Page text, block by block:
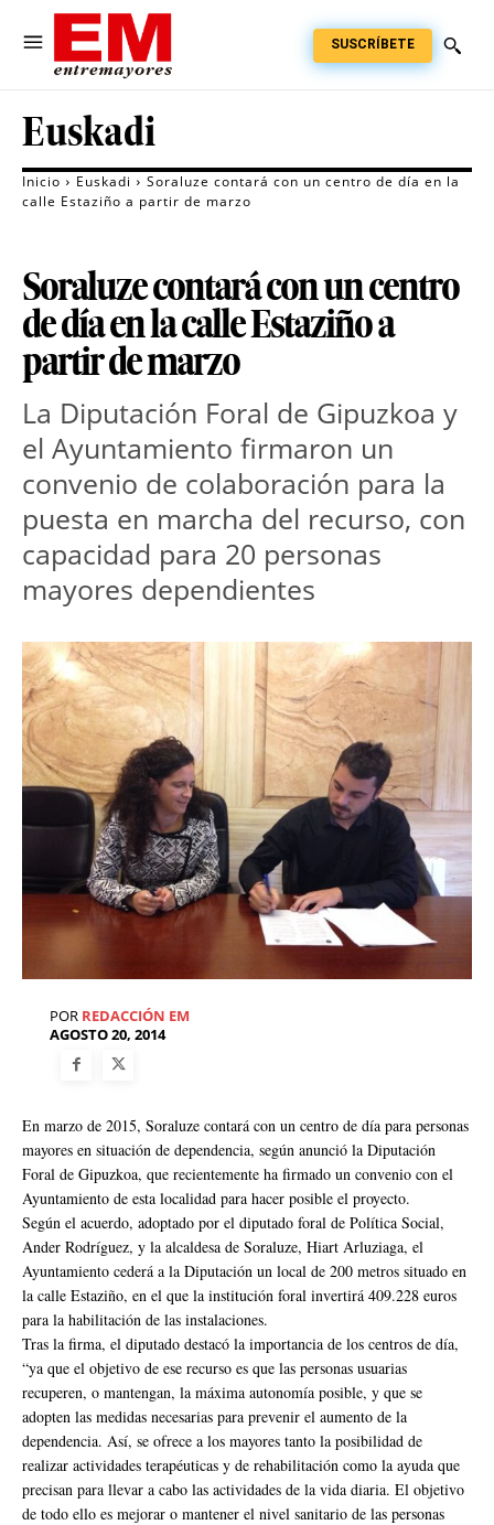
SUSCRÍBETE
Euskadi
Inicio Euskadi
Soraluze contará con un centro de día en la
calle Estaziño a partir de marzo
Soraluze contará con un centro
de día en la calle Estaziño a
partir de marzo
La Diputación Foral de Gipuzkoa y
el Ayuntamiento firmaron un
convenio de colaboración para la
puesta en marcha del recurso, con
capacidad para 20 personas
mayores dependientes
POR REDACCIÓN EM
AGOSTO 20, 2014
En marzo de 2015, Soraluze contará con un centro de día para personas
mayores en situación de dependencia, según anunció la Diputación
Foral de Gipuzkoa, que recientemente ha firmado un convenio con el
Ayuntamiento de esta localidad para hacer posible el proyecto.
Según el acuerdo, adoptado por el diputado foral de Política Social,
Ander Rodríguez, y la alcaldesa de Soraluze, Hiart Arluziaga, el
Ayuntamiento cederá a la Diputación un local de 200 metros situado en
la calle Estaziño, en el que la institución foral invertirá 409.228 euros
para la habilitación de las instalaciones.
Tras la firma, el diputado destacó la importancia de los centros de día,
“ya que el objetivo de ese recurso es que las personas usuarias
recuperen, o mantengan, la máxima autonomía posible, y que se
adopten las medidas necesarias para prevenir el aumento de la
dependencia. Así, se ofrece a los mayores tanto la posibilidad de
realizar actividades terapéuticas y de rehabilitación como la ayuda que
precisan para llevar a cabo las actividades de la vida diaria. El objetivo
de todo ello es mejorar o mantener el nivel sanitario de las personas